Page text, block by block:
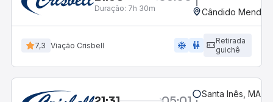
Duração: 7h 30m Cândido
7,3 Viação Crisbell ac_unit wc
Retirada
guichê
Santa Inês, MA